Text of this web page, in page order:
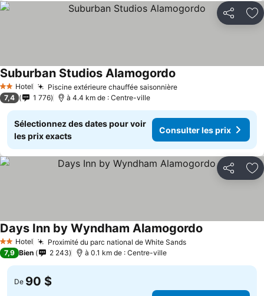
Partager
2 Étoiles
Hotel Piscine extérieure chauffée saisonnière
Suburban Studios Alamogordo
7,4 1 776 à 4.4 km de : Centre-ville
Sélectionnez des dates pour voir
les prix exacts
Consulter les prix
Partager
2 Étoiles
Hotel Proximité du parc national de White Sands
Days Inn by Wyndham Alamogordo
7,9 Bien 2 243 à 0.1 km de : Centre-ville
De 90 $